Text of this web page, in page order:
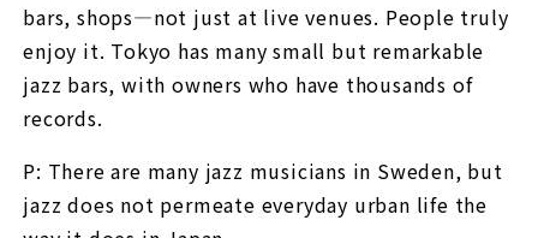
bars, shops—not just at live venues. People truly
enjoy it. Tokyo has many small but remarkable
jazz bars, with owners who have thousands of
records.
P: There are many jazz musicians in Sweden, but
jazz does not permeate everyday urban life the